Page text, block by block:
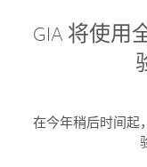
GIA 将使用
在今年稍后时间起